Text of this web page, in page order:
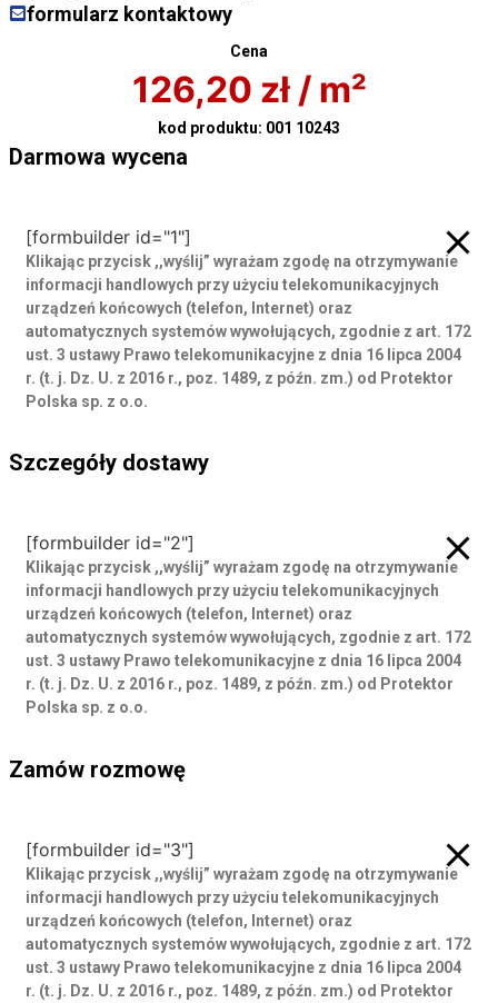
formularz kontaktowy
Cena
126,20 zł / m²
kod produktu: 001 10243
Darmowa wycena
[formbuilder id="1"]
Klikając przycisk ,,wyślij” wyrażam zgodę na otrzymywanie
informacji handlowych przy użyciu telekomunikacyjnych
urządzeń końcowych (telefon, Internet) oraz
automatycznych systemów wywołujących, zgodnie z art. 172
ust. 3 ustawy Prawo telekomunikacyjne z dnia 16 lipca 2004
r. (t. j. Dz. U. z 2016 r., poz. 1489, z późn. zm.) od Protektor
Polska sp. z o.o.
Szczegóły dostawy
[formbuilder id="2"]
Klikając przycisk ,,wyślij” wyrażam zgodę na otrzymywanie
informacji handlowych przy użyciu telekomunikacyjnych
urządzeń końcowych (telefon, Internet) oraz
automatycznych systemów wywołujących, zgodnie z art. 172
ust. 3 ustawy Prawo telekomunikacyjne z dnia 16 lipca 2004
r. (t. j. Dz. U. z 2016 r., poz. 1489, z późn. zm.) od Protektor
Polska sp. z o.o.
Zamów rozmowę
[formbuilder id="3"]
Klikając przycisk ,,wyślij” wyrażam zgodę na otrzymywanie
informacji handlowych przy użyciu telekomunikacyjnych
urządzeń końcowych (telefon, Internet) oraz
automatycznych systemów wywołujących, zgodnie z art. 172
ust. 3 ustawy Prawo telekomunikacyjne z dnia 16 lipca 2004
r. (t. j. Dz. U. z 2016 r., poz. 1489, z późn. zm.) od Protektor